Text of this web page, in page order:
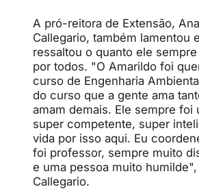
A pró-reitora de Extensão,
Callegario, também lamentou
ressaltou o quanto ele
por todos. "O Amarildo foi
curso de Engenharia
do curso que a gente ama
amam demais. Ele sempre foi
super competente, super
vida por isso aqui. Eu
foi professor, sempre muito
e uma pessoa muito
Callegario.